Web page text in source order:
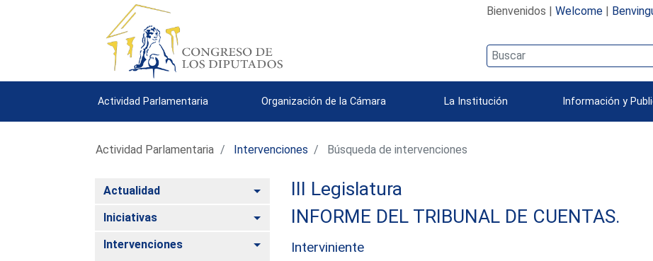
Bienvenidos | Welcome|
Actividad Parlamentaria Organización de la Cámara La Institución Información y
Actividad Parlamentaria Intervenciones Búsqueda de intervenciones
Actualidad Alternar
Iniciativas Alternar
Intervenciones
Alternar
III Legislatura
INFORME DEL TRIBUNAL DE CUENTAS.
Interviniente